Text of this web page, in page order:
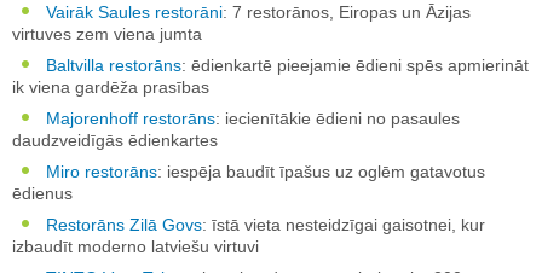
Vairāk Saules restorāni: 7 restorānos, Eiropas un Āzijas
virtuves zem viena jumta
Baltvilla restorāns: ēdienkartē pieejamie ēdieni spēs apmierināt
ik viena gardēža prasības
Majorenhoff restorāns: iecienītākie ēdieni no pasaules
daudzveidīgās ēdienkartes
Miro restorāns: iespēja baudīt īpašus uz oglēm gatavotus
ēdienus
Restorāns Zilā Govs: īstā vieta nesteidzīgai gaisotnei, kur
izbaudīt moderno latviešu virtuvi